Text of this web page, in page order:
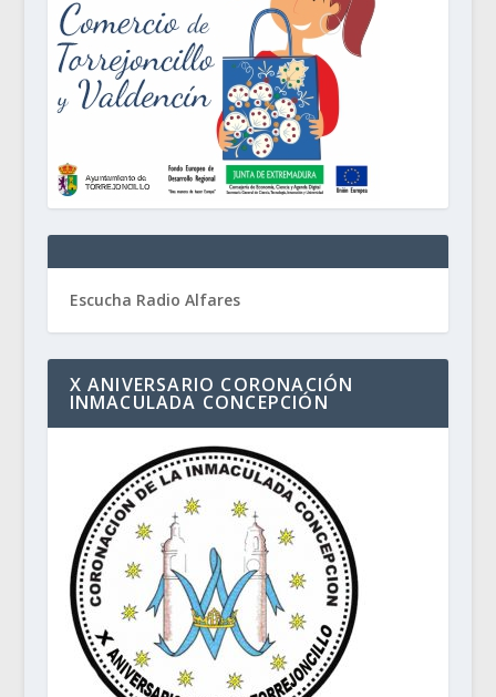
Escucha Radio Alfares
X ANIVERSARIO CORONACIÓN
INMACULADA CONCEPCIÓN